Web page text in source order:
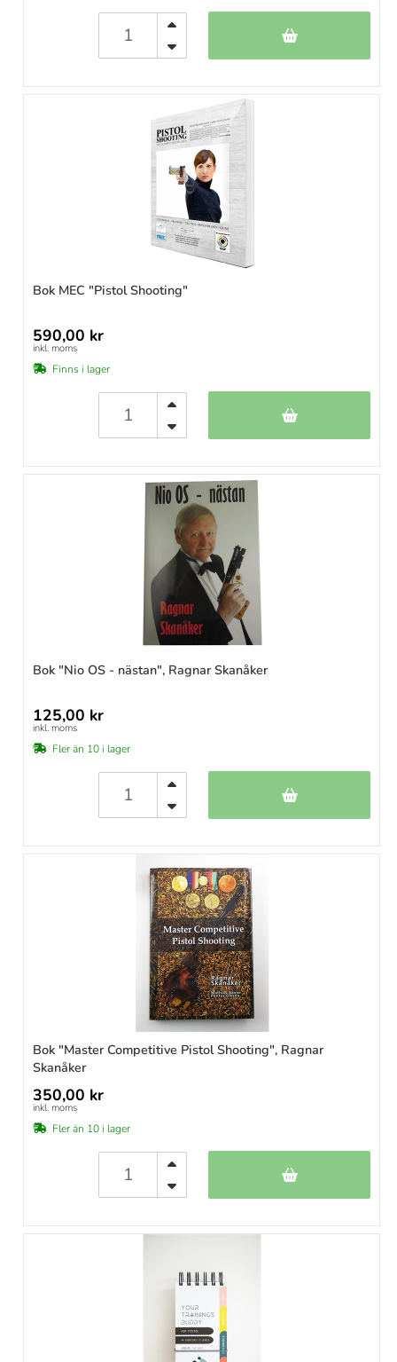
Bok MEC "Pistol Shooting"
590,00 kr
inkl. moms
Finns i lager
Bok "Nio OS - nästan", Ragnar Skanåker
125,00 kr
inkl. moms
Fler än 10 i lager
Bok "Master Competitive Pistol Shooting", Ragnar
Skanåker
350,00 kr
inkl. moms
Fler än 10 i lager